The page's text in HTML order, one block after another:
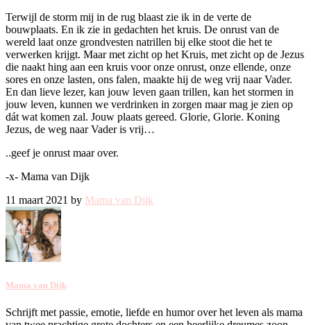
Terwijl de storm mij in de rug blaast zie ik in de verte de
bouwplaats. En ik zie in gedachten het kruis. De onrust van de
wereld laat onze grondvesten natrillen bij elke stoot die het te
verwerken krijgt. Maar met zicht op het Kruis, met zicht op de Jezus
die naakt hing aan een kruis voor onze onrust, onze ellende, onze
sores en onze lasten, ons falen, maakte hij de weg vrij naar Vader.
En dan lieve lezer, kan jouw leven gaan trillen, kan het stormen in
jouw leven, kunnen we verdrinken in zorgen maar mag je zien op
dát wat komen zal. Jouw plaats gereed. Glorie, Glorie. Koning
Jezus, de weg naar Vader is vrij…
..geef je onrust maar over.
-x- Mama van Dijk
11 maart 2021 by Mama van Dijk
Mama van Dijk
Schrijft met passie, emotie, liefde en humor over het leven als mama